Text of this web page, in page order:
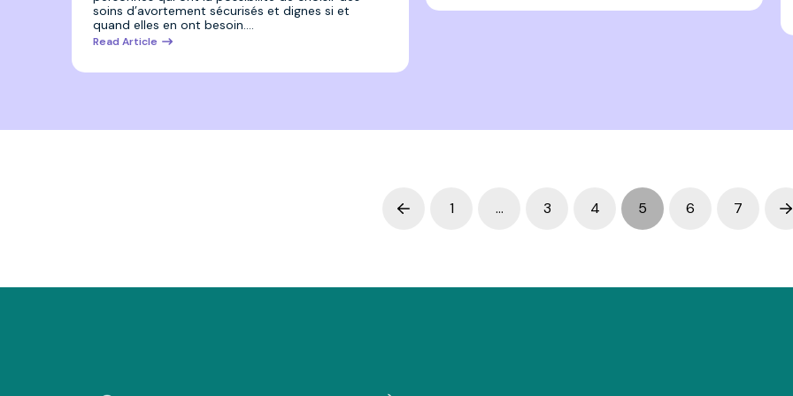
soins d’avortement sécurisés et dignes si et
quand elles en ont besoin.…
Read Article
Prev 1 … 3 4 5 6 7